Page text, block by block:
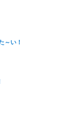
～い！